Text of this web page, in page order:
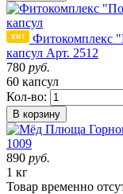
Фитокомплекс
капсул Арт. 2512
780 руб.
60 капсул
Кол-во:
В корзину
1009
890 руб.
1 кг
Товар временно